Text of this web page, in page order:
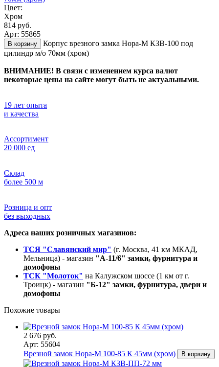
Цвет:
Хром
814 руб.
Арт: 55865
В корзину
Корпус врезного замка Нора-М КЗВ-100 под
цилиндр м/о 70мм (хром)
ВНИМАНИЕ! В связи с изменением курса валют
некоторые цены на сайте могут быть не актуальными.
19 лет опыта
и качества
Ассортимент
20 000 ед
Склад
более 500 м
Розница и опт
без выходных
Адреса наших розничных магазинов:
ТСЯ "Славянский мир" (г. Москва, 41 км МКАД,
Мельница) - магазин "А-11/6" замки, фурнитура и
домофоны
ТСК "Молоток" на Калужском шоссе (1 км от г.
Троицк) - магазин "Б-12" замки, фурнитура, двери и
домофоны
Похожие товары
2 676 руб.
Арт: 55604
Врезной замок Нора-М 100-85 К 45мм (хром)
В корзину